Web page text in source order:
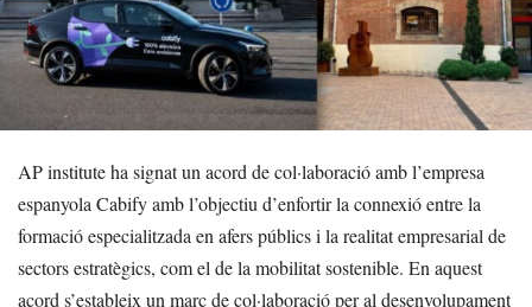
AP institute ha signat un acord de col·laboració amb l’empresa
espanyola Cabify amb l’objectiu d’enfortir la connexió entre la
formació especialitzada en afers públics i la realitat empresarial de
sectors estratègics, com el de la mobilitat sostenible. En aquest
acord s’estableix un marc de col·laboració per al desenvolupament